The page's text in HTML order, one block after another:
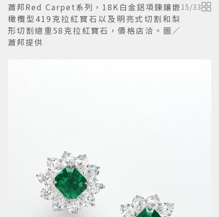
蕭邦Red Carpet系列，18K白金鋁項鍊鑲嵌
橄欖型419克拉紅寶石以及明亮式切割和梨
形切割總重58克拉紅寶石，價格店洽。圖／
蕭邦提供
15/33